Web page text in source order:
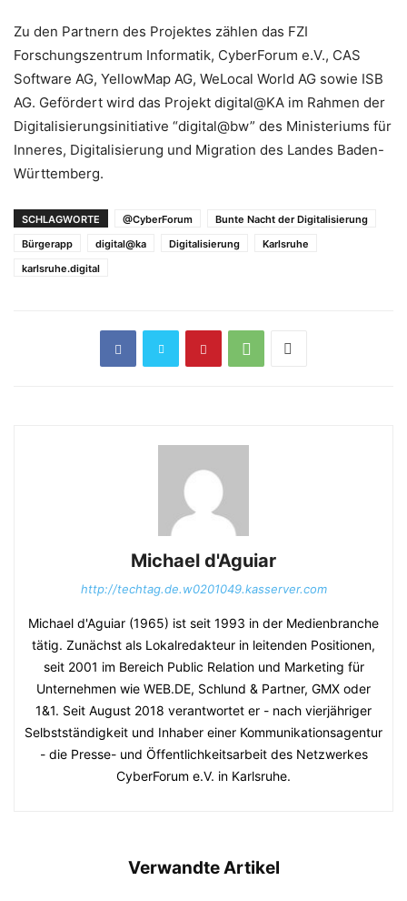
Zu den Partnern des Projektes zählen das FZI
Forschungszentrum Informatik, CyberForum e.V., CAS
Software AG, YellowMap AG, WeLocal World AG sowie ISB
AG. Gefördert wird das Projekt digital@KA im Rahmen der
Digitalisierungsinitiative “digital@bw” des Ministeriums für
Inneres, Digitalisierung und Migration des Landes Baden-
Württemberg.
SCHLAGWORTE @CyberForum
Bunte Nacht der Digitalisierung
Bürgerapp
digital@ka Digitalisierung
Karlsruhe
karlsruhe.digital
Michael d'Aguiar
http://techtag.de.w0201049.kasserver.com
Michael d'Aguiar (1965) ist seit 1993 in der Medienbranche
tätig. Zunächst als Lokalredakteur in leitenden Positionen,
seit 2001 im Bereich Public Relation und Marketing für
Unternehmen wie WEB.DE, Schlund & Partner, GMX oder
1&1. Seit August 2018 verantwortet er - nach vierjähriger
Selbstständigkeit und Inhaber einer Kommunikationsagentur
- die Presse- und Öffentlichkeitsarbeit des Netzwerkes
CyberForum e.V. in Karlsruhe.
Verwandte Artikel